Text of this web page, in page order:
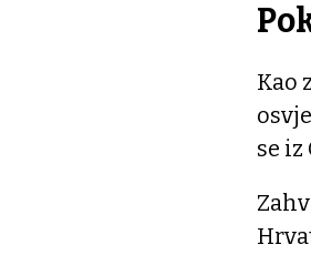
Kao
se iz